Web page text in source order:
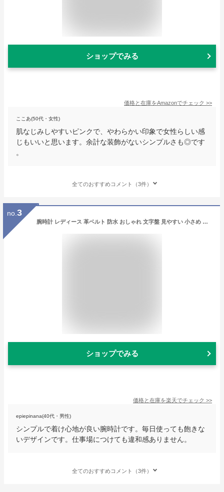
ショップでみる
価格と在庫をAmazonでチェック >>
ここあ(50代・女性)
肌なじみしやすいピンクで、やわらかい印象で女性らしい感
じもいいと思います。余計な装飾がないシンプルさも◎です
。
全てのおすすめコメント（3件）
no. 3
腕時計 レディース 革ベルト 防水 おしゃれ 文字盤 見やすい 小さめ アナログ 腕時計バンド レザー シンプル 腕時計 レディース 人気 20代 30代 40代 50代 丸型 安い クオーツ 腕時計ケース ピンクゴールド カジュアル お手頃
ショップでみる
価格と在庫を楽天でチェック >>
epiepinana(40代・男性)
シンプルで着け心地が良い腕時計です。毎日使っても飽きな
いデザインです。仕事場につけても違和感ありません。
全てのおすすめコメント（3件）